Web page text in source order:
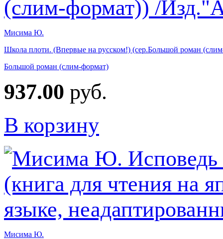
Мисима Ю.
Школа плоти. (Впервые на русском!) (сер.Большой роман
Большой роман (слим-формат)
937.00 руб.
В корзину
Мисима Ю.